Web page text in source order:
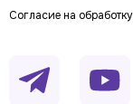
Согласие на